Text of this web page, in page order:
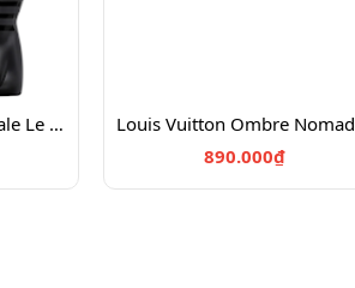
Jean Paul Gaultier Le Male Le Parfum Chiết 10ml
890.000₫